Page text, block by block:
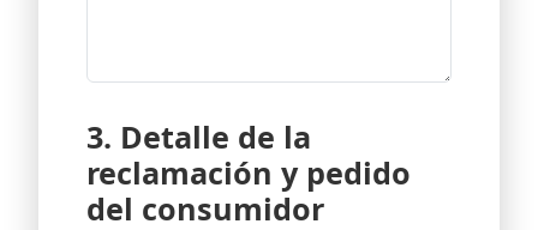
3. Detalle de la
reclamación y pedido
del consumidor